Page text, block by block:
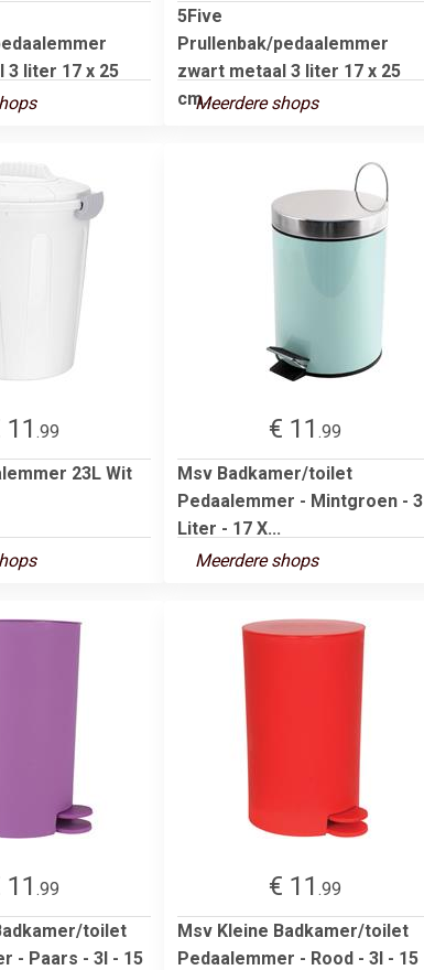
3 liter 17 x 25
5Five
Prullenbak/pedaalemmer
zwart metaal 3 liter 17 x 25
cm...Meerdere shops
11 .99
23L Wit
€ 11 .99
Msv Badkamer/toilet
Pedaalemmer - Mintgroen - 3
Liter - 17 X...
Meerdere shops
11 .99
toilet
- Paars - 3l - 15
€ 11 .99
Msv Kleine Badkamer/toilet
Pedaalemmer - Rood - 3l - 15